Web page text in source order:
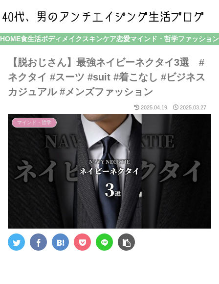
HOME食生活ボディメイク スキンケア恋愛マインド・哲学ファッション
【脱おじさん】最強ネイビーネクタイ3選 #
ネクタイ #スーツ #suit #着こなし #ビジネス
カジュアル #メンズファッション
2025.04.19 2025.03.27
マインド・哲学